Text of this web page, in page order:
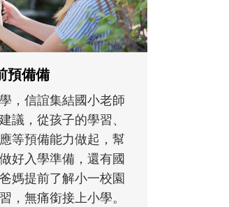
在一次次「前所未有」的體驗中，跟
著孩子一起長大。從給予安全感的肢
體遊戲，到獨立自主、角色認同及解
決問題的能力養成。爸爸正嘗試用不
同的模樣，參與孩子每個重要的成長
歷程。